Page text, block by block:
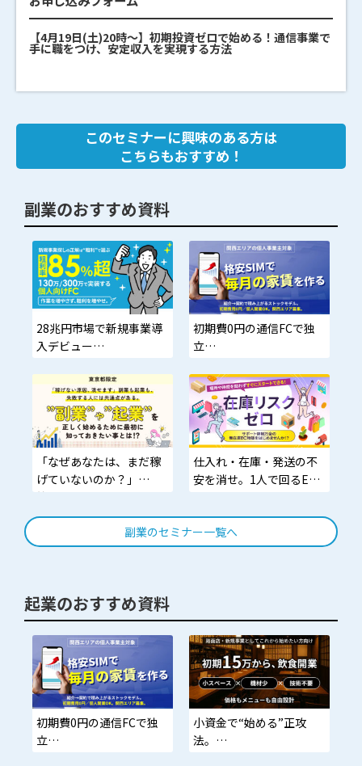
【4月19日(土)20時～】初期投資ゼロで始める！通信事業で
手に職をつけ、安定収入を実現する方法
このセミナーに興味のある方は
こちらもおすすめ！
副業のおすすめ資料
28兆円市場で新規事業導
入デビュー
低難易度・在庫不要。個
人でも年3,000万円を目指
せるモデル
「小さく始めて、大きく
残す。」
初期費0円の通信FCで独
立
格安SIM＋ソフトバンクエ
アの二枚看板。小さく始
めて、大きく積み上げ
る。
「なぜあなたは、まだ稼
げていないのか？」
答えは“やり方”ではな
く“順番”です
仕入れ・在庫・発送の不
安を消せ。1人で回るEC
副業のセミナー一覧へ
起業のおすすめ資料
初期費0円の通信FCで独
立
小資金で“始める”正攻
法。